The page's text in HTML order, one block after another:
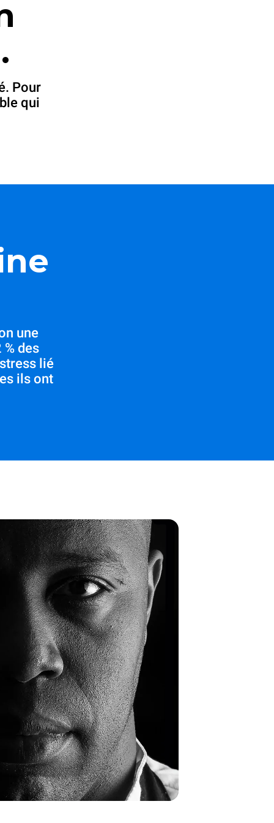
Pour
qui
une
des
lié
ils ont